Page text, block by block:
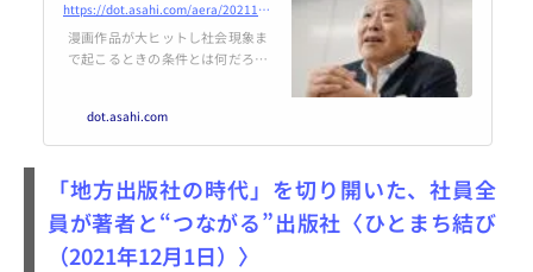
ヒット作の条件とは | AERA do
t. (アエラドット)
https://dot.asahi.com/aera/2021113000037.html
漫画作品が大ヒットし社会現象ま
で起こるときの条件とは何だろう
の漫画編集者、鳥嶋和彦さんがAE
RA 2021年12月6日号で語った。
dot.asahi.com
「地方出版社の時代」を切り開いた、社員全
員が著者と“つながる”出版社〈ひとまち結び
（2021年12月1日）〉